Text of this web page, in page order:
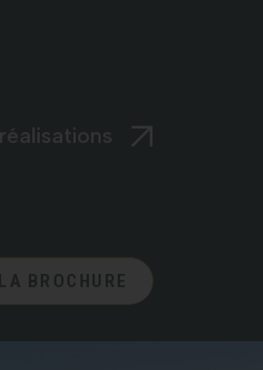
BROCHURE